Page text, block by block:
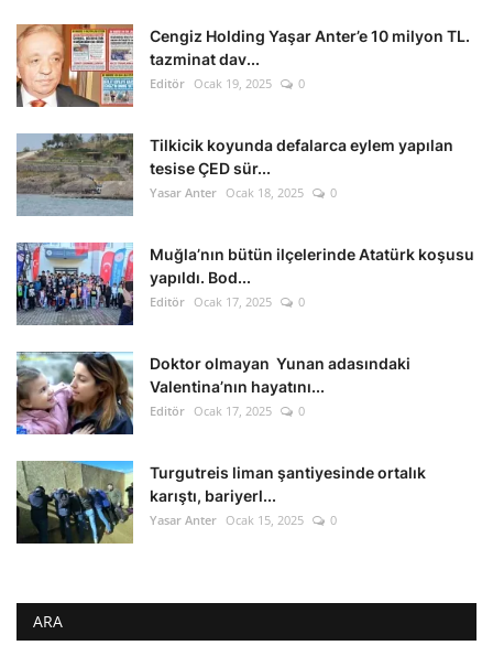
Cengiz Holding Yaşar Anter’e 10 milyon TL.
tazminat dav...
Editör Ocak 19, 2025 0
Tilkicik koyunda defalarca eylem yapılan
tesise ÇED sür...
Yasar Anter Ocak 18, 2025 0
Muğla’nın bütün ilçelerinde Atatürk koşusu
yapıldı. Bod...
Editör Ocak 17, 2025 0
Doktor olmayan Yunan adasındaki
Valentina’nın hayatını...
Editör Ocak 17, 2025 0
Turgutreis liman şantiyesinde ortalık
karıştı, bariyerl...
Yasar Anter Ocak 15, 2025 0
ARA